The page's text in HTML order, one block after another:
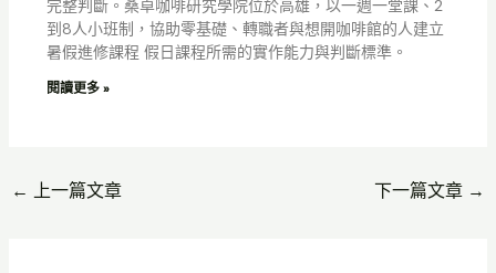
完整判斷。桑卓咖啡研究學院位於高雄，以一週一堂課、2
到8人小班制，協助零基礎、轉職者與想開咖啡館的人建立
暑假進修課程 假日課程所需的實作能力與判斷標準。
閱讀更多 »
← 上一篇文章 下一篇文章 →